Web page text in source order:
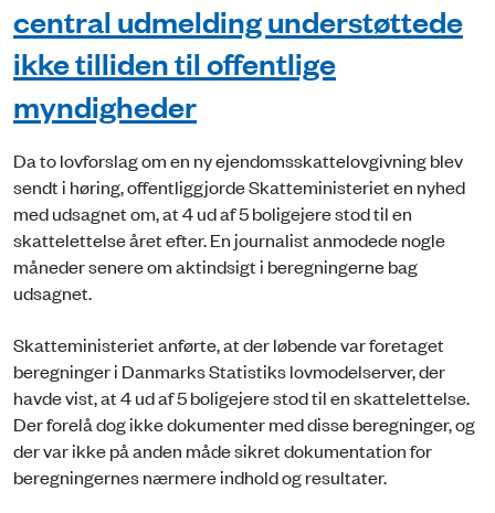
central udmelding understøttede
ikke tilliden til offentlige
myndigheder
Da to lovforslag om en ny ejendomsskattelovgivning blev
sendt i høring, offentliggjorde Skatteministeriet en nyhed
med udsagnet om, at 4 ud af 5 boligejere stod til en
skattelettelse året efter. En journalist anmodede nogle
måneder senere om aktindsigt i beregningerne bag
udsagnet.
Skatteministeriet anførte, at der løbende var foretaget
beregninger i Danmarks Statistiks lovmodelserver, der
havde vist, at 4 ud af 5 boligejere stod til en skattelettelse.
Der forelå dog ikke dokumenter med disse beregninger, og
der var ikke på anden måde sikret dokumentation for
beregningernes nærmere indhold og resultater.